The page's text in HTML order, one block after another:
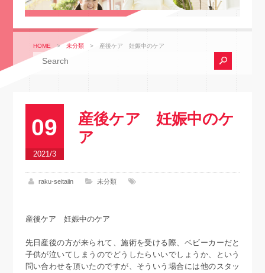
HOME >未分類 > 産後ケア 妊娠中のケア
09
2021/3
産後ケア 妊娠中のケ
ア
raku-seitaiin 未分類
産後ケア 妊娠中のケア
先日産後の方が来られて、施術を受ける際、ベビーカーだと
子供が泣いてしまうのでどうしたらいいでしょうか、という
問い合わせを頂いたのですが、そういう場合には他のスタッ